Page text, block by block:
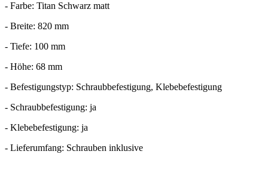
- Farbe: Titan Schwarz matt
- Breite: 820 mm
- Tiefe: 100 mm
- Höhe: 68 mm
- Befestigungstyp: Schraubbefestigung, Klebebefestigung
- Schraubbefestigung: ja
- Klebebefestigung: ja
- Lieferumfang: Schrauben inklusive